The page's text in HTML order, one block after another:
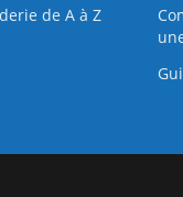
de A à Z